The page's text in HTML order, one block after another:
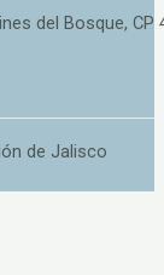
del Bosque, CP
de Jalisco